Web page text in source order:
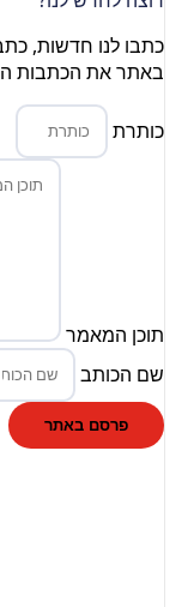
כתבו לנו חדשות,
באתר את הכתבות
כותרת
תוכן המאמר
שם הכותב
פרסם באתר